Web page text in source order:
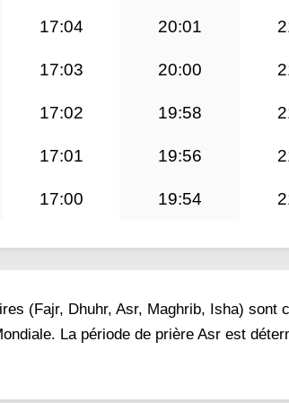
17:04 20:01
17:03 20:00
17:02 19:58
17:01 19:56
17:00 19:54
(Fajr, Dhuhr, Asr, Maghrib, Isha) sont
La période de prière Asr est